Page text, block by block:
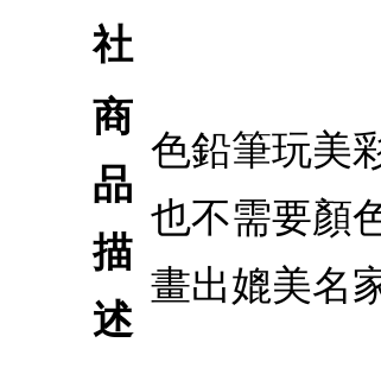
社
商
品
描
述
色鉛筆玩美
也不需要顏
畫出媲美名